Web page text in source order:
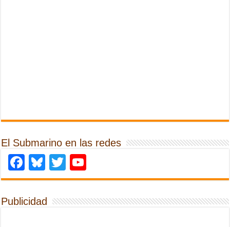
El Submarino en las redes
Facebook
Bluesky
Twitter
Publicidad